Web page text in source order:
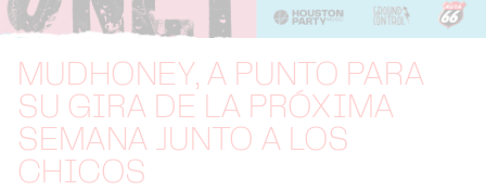
MUDHONEY, A PUNTO PARA
SU GIRA DE LA PRÓXIMA
SEMANA JUNTO A LOS
CHICOS